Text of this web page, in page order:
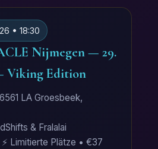
• 18:30
Nijmegen — 29.
Viking Edition
LA Groesbeek,
& Fralalai
Limitierte Plätze • €37